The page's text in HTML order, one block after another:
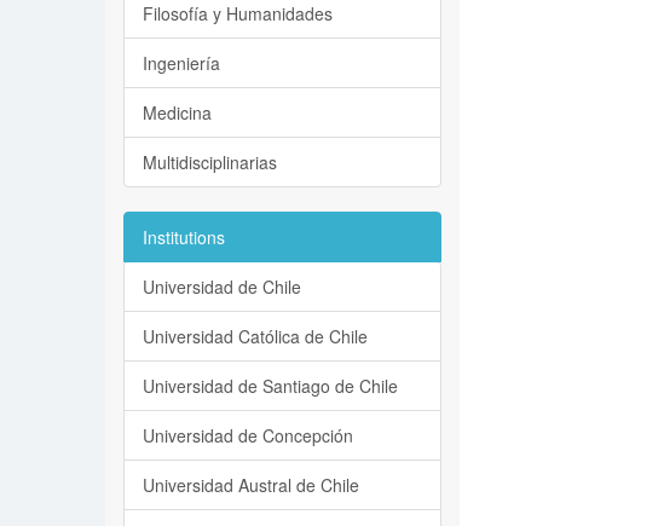
Filosofía y Humanidades
Ingeniería
Medicina
Multidisciplinarias
Institutions
Universidad de Chile
Universidad Católica de Chile
Universidad de Santiago de Chile
Universidad de Concepción
Universidad Austral de Chile